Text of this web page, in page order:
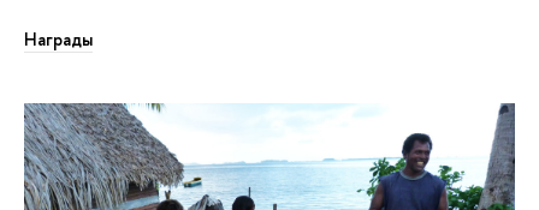
Награды